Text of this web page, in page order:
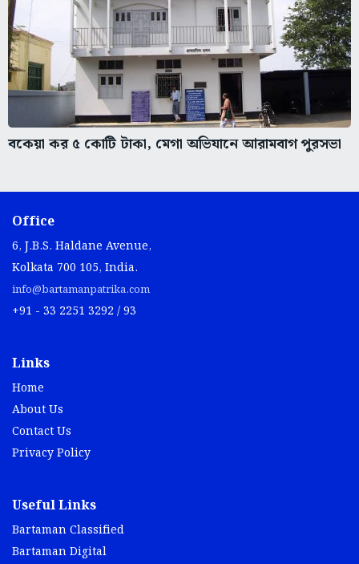
বকেয়া কর ৫ কোটি টাকা, মেগা অভিযানে আরামবাগ পুরসভা
Office
6, J.B.S. Haldane Avenue,
Kolkata 700 105, India.
info@bartamanpatrika.com
+91 - 33 2251 3292 / 93
Links
Home
About Us
Contact Us
Privacy Policy
Useful Links
Bartaman Classified
Bartaman Digital